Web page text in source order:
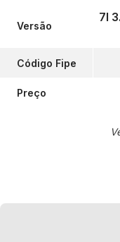
Versão
Código Fipe
Preço
7l